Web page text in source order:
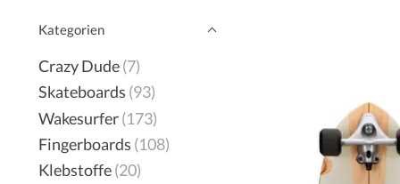
Kategorien
Crazy Dude(7)
Skateboards (93)
Wakesurfer(173)
Fingerboards (108)
Klebstoffe(20)